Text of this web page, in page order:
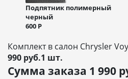
Подпятник полимерный
черный
600 Р
Комплект в салон Chrysler
990 руб.1 шт.
Сумма заказа 1 990